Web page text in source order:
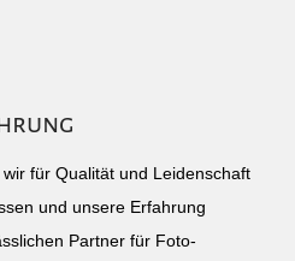
für Qualität und Leidenschaft
und unsere Erfahrung
Partner für Foto-